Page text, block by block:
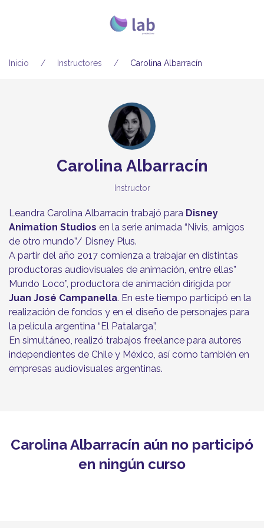
Inicio Instructores Carolina Albarracín
Carolina Albarracín
Instructor
Leandra Carolina Albarracín trabajó para Disney
Animation Studios en la serie animada “Nivis, amigos
de otro mundo”/ Disney Plus.
A partir del año 2017 comienza a trabajar en distintas
productoras audiovisuales de animación, entre ellas”
Mundo Loco”, productora de animación dirigida por
Juan José Campanella. En este tiempo participó en la
realización de fondos y en el diseño de personajes para
la película argentina “El Patalarga”,
En simultáneo, realizó trabajos freelance para autores
independientes de Chile y México, así como también en
empresas audiovisuales argentinas.
Carolina Albarracín aún no participó
en ningún curso